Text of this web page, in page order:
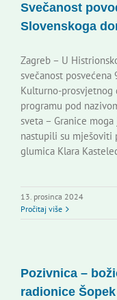
Svečanost
Slovenskoga
Zagreb – U
svečanost
Kulturno-prosvjetnog
programu pod
sveta – Granice
nastupili su mješoviti
glumica Klara
13. prosinca 2024
Pročitaj više
Pozivnica –
radionice Šopek